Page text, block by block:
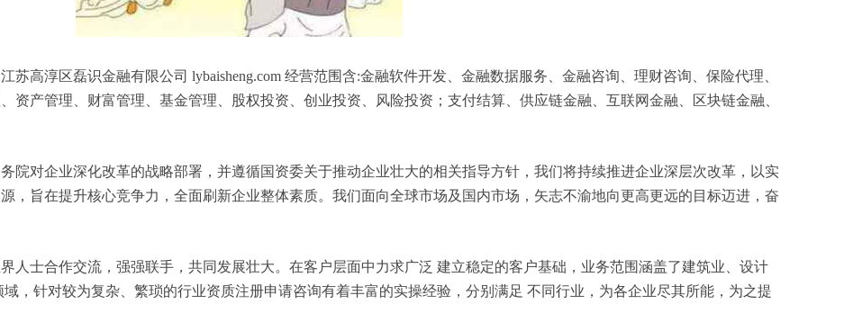
高淳区磊识金融有限公司 lybaisheng.com 经营范围含:金融软件开发、金融数据服务、金融咨询、理财咨询、保险代理、
资产管理、财富管理、基金管理、股权投资、创业投资、风险投资；支付结算、供应链金融、互联网金融、区块链金融、
院对企业深化改革的战略部署，并遵循国资委关于推动企业壮大的相关指导方针，我们将持续推进企业深层次改革，以实
，旨在提升核心竞争力，全面刷新企业整体素质。我们面向全球市场及国内市场，矢志不渝地向更高更远的目标迈进，奋
人士合作交流，强强联手，共同发展壮大。在客户层面中力求广泛 建立稳定的客户基础，业务范围涵盖了建筑业、设计
，针对较为复杂、繁琐的行业资质注册申请咨询有着丰富的实操经验，分别满足 不同行业，为各企业尽其所能，为之提